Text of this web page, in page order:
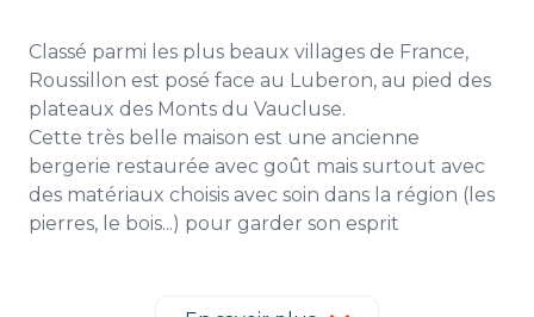
Classé parmi les plus beaux villages de France,
Roussillon est posé face au Luberon, au pied des
plateaux des Monts du Vaucluse.
Cette très belle maison est une ancienne
bergerie restaurée avec goût mais surtout avec
des matériaux choisis avec soin dans la région (les
pierres, le bois...) pour garder son esprit
D'une superficie de 250m2 sur un terrain